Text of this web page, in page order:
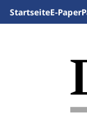
StartseiteE-Paper